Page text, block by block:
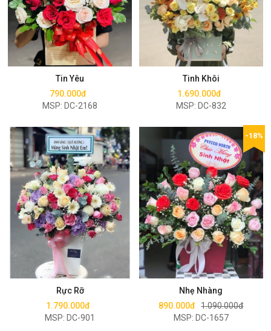
Tin Yêu
790.000đ
MSP: DC-2168
Mua ngay
Tinh Khôi
1.690.000đ
MSP: DC-832
Mua ngay
Rực Rỡ
1.790.000đ
MSP: DC-901
Mua ngay
Nhẹ Nhàng
890.000đ 1.090.000đ
MSP: DC-1657
-18%
Mua ngay